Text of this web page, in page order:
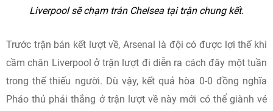
Liverpool sẽ chạm trán Chelsea tại trận chung kết.
Trước trận bán kết lượt về, Arsenal là đội có được lợi thế khi
cầm chân Liverpool ở trận lượt đi diễn ra cách đây một tuần
trong thế thiếu người. Dù vậy, kết quả hòa 0-0 đồng nghĩa
Pháo thủ phải thắng ở trận lượt về này mới có thể giành vé